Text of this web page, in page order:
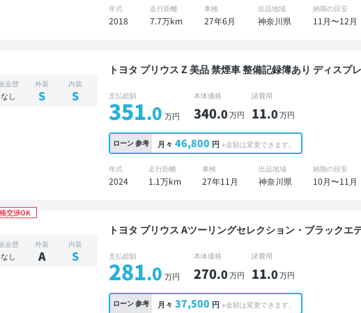
年式
2018
走行距離
7.7万km
車検
27年6月
出品地域
神奈川県
納期の目安
11月〜12月
トヨタ プリウス Z 美品 禁煙車 整備記録簿あり ディスプレイオーディオ ※ナビキットあり TV ブ
ニター 全方位カメラ ドライブレコーダー 衝突軽減
金歴
なし
外装
S
内装
S 支払総額
351.0 万円
本体価格
340.0万円
諸費用
11.0万円
ローン参考 月々 46,800 円 ※金額は変更できます。
年式
2024
走行距離
1.1万km
車検
27年11月
出品地域
神奈川県
納期の目安
10月〜11月
交渉OK
トヨタ プリウス Aツーリングセレクション・ブラックエディション 美品 整備記
ETC バックモニター 全方位カメラ 衝突軽減
金歴
なし
外装
A
内装
S 支払総額
281.0 万円
本体価格
270.0万円
諸費用
11.0万円
ローン参考 月々 37,500 円 ※金額は変更できます。